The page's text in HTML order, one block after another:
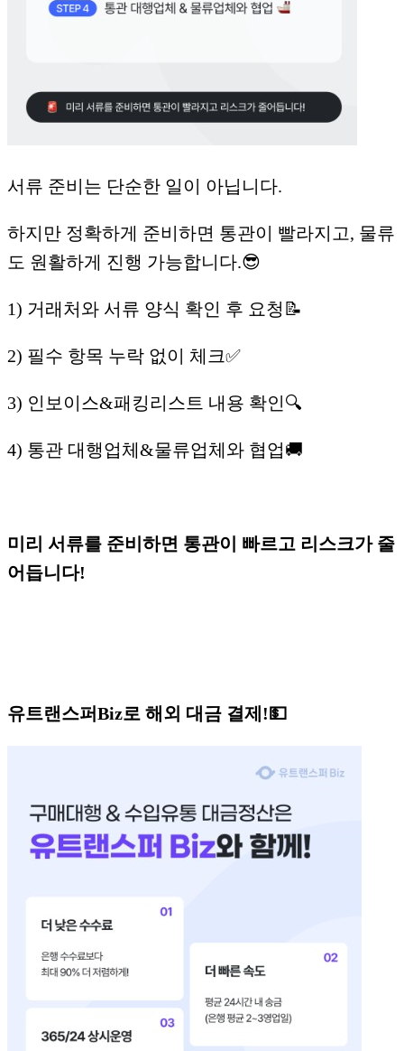
서류 준비는 단순한 일이 아닙니다.
하지만 정확하게 준비하면 통관이 빨라지고, 물류
도 원활하게 진행 가능합니다.😎
1) 거래처와 서류 양식 확인 후 요청📝
2) 필수 항목 누락 없이 체크✅
3) 인보이스&패킹리스트 내용 확인🔍
4) 통관 대행업체&물류업체와 협업🚚
미리 서류를 준비하면 통관이 빠르고 리스크가 줄
어듭니다!
유트랜스퍼Biz로 해외 대금 결제!💵